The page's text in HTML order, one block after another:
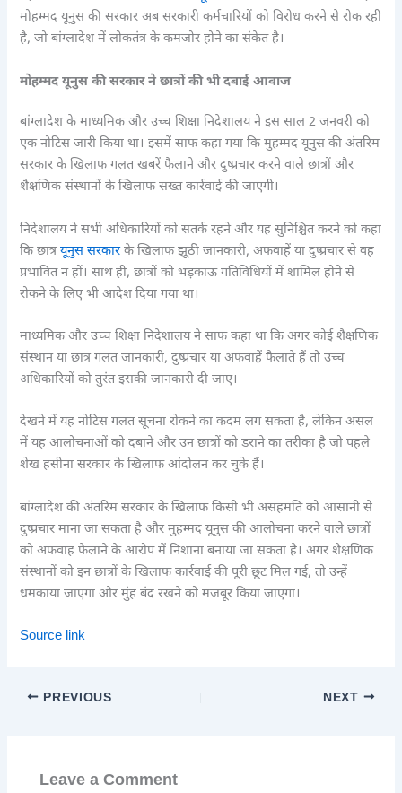
मोहम्मद यूनुस की सरकार अब सरकारी कर्मचारियों को विरोध करने से रोक रही
है, जो बांग्लादेश में लोकतंत्र के कमजोर होने का संकेत है।
मोहम्मद यूनुस की सरकार ने छात्रों की भी दबाई आवाज
बांग्लादेश के माध्यमिक और उच्च शिक्षा निदेशालय ने इस साल 2 जनवरी को
एक नोटिस जारी किया था। इसमें साफ कहा गया कि मुहम्मद यूनुस की अंतरिम
सरकार के खिलाफ गलत खबरें फैलाने और दुष्प्रचार करने वाले छात्रों और
शैक्षणिक संस्थानों के खिलाफ सख्त कार्रवाई की जाएगी।
निदेशालय ने सभी अधिकारियों को सतर्क रहने और यह सुनिश्चित करने को कहा
कि छात्रयूनुस सरकारके खिलाफ झूठी जानकारी, अफवाहें या दुष्प्रचार से वह
प्रभावित न हों। साथ ही, छात्रों को भड़काऊ गतिविधियों में शामिल होने से
रोकने के लिए भी आदेश दिया गया था।
माध्यमिक और उच्च शिक्षा निदेशालय ने साफ कहा था कि अगर कोई शैक्षणिक
संस्थान या छात्र गलत जानकारी, दुष्प्रचार या अफवाहें फैलाते हैं तो उच्च
अधिकारियों को तुरंत इसकी जानकारी दी जाए।
देखने में यह नोटिस गलत सूचना रोकने का कदम लग सकता है, लेकिन असल
में यह आलोचनाओं को दबाने और उन छात्रों को डराने का तरीका है जो पहले
शेख हसीना सरकार के खिलाफ आंदोलन कर चुके हैं।
बांग्लादेश की अंतरिम सरकार के खिलाफ किसी भी असहमति को आसानी से
दुष्प्रचार माना जा सकता है और मुहम्मद यूनुस की आलोचना करने वाले छात्रों
को अफवाह फैलाने के आरोप में निशाना बनाया जा सकता है। अगर शैक्षणिक
संस्थानों को इन छात्रों के खिलाफ कार्रवाई की पूरी छूट मिल गई, तो उन्हें
धमकाया जाएगा और मुंह बंद रखने को मजबूर किया जाएगा।
Source link
PREVIOUS NEXT
Leave a Comment